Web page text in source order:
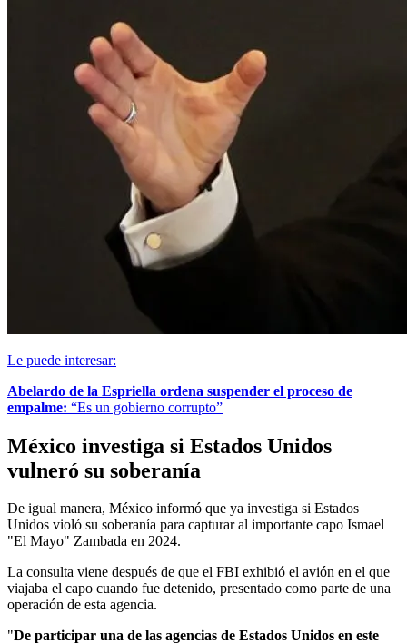
Le puede interesar:
Abelardo de la Espriella ordena suspender el proceso de
empalme: “Es un gobierno corrupto”
México investiga si Estados Unidos
vulneró su soberanía
De igual manera, México informó que ya investiga si Estados
Unidos violó su soberanía para capturar al importante capo Ismael
"El Mayo" Zambada en 2024.
La consulta viene después de que el FBI exhibió el avión en el que
viajaba el capo cuando fue detenido, presentado como parte de una
operación de esta agencia.
"De participar una de las agencias de Estados Unidos en este